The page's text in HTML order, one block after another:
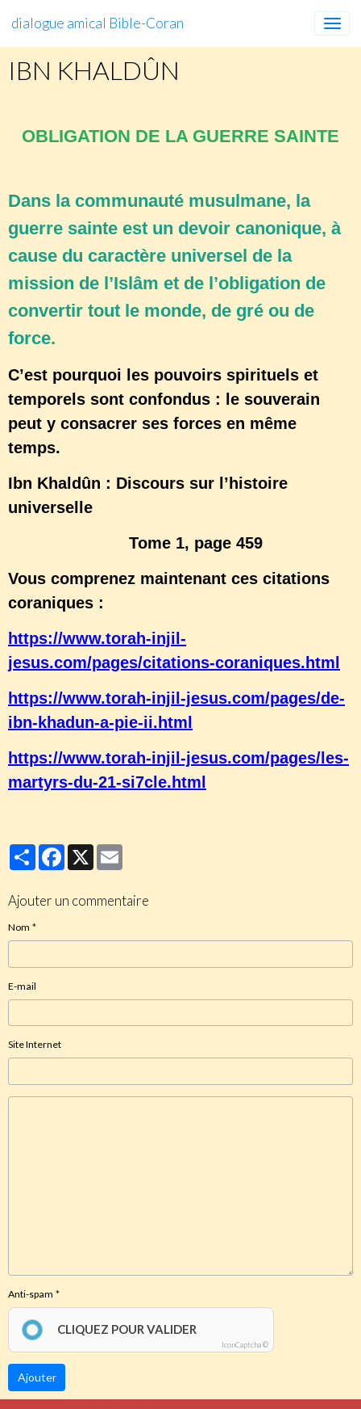
dialogue amical Bible-Coran
IBN KHALDÛN
OBLIGATION DE LA GUERRE SAINTE
Dans la communauté musulmane, la
guerre sainte est un devoir canonique, à
cause du caractère universel de la
mission de l’Islâm et de l’obligation de
convertir tout le monde, de gré ou de
force.
C’est pourquoi les pouvoirs spirituels et
temporels sont confondus : le souverain
peut y consacrer ses forces en même
temps.
Ibn Khaldûn : Discours sur l’histoire
universelle
Tome 1, page 459
Vous comprenez maintenant ces citations
coraniques :
https://www.torah-injil-
jesus.com/pages/citations-coraniques.html
https://www.torah-injil-jesus.com/pages/de-
ibn-khadun-a-pie-ii.html
https://www.torah-injil-jesus.com/pages/les-
martyrs-du-21-si7cle.html
PartagerFacebook
X
Ajouter un commentaire
Nom
E-mail
Site Internet
Anti-spam
CLIQUEZ POUR VALIDER
IconCaptcha ©
Ajouter